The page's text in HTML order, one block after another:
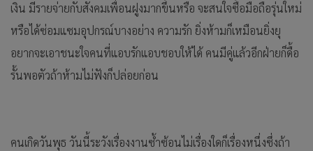
เงิน มีรายจ่ายกับสังคมเพื่อนฝูงมากขึ้นหรือ จะสนใจซื้อมือถือรุ่นใหม่
หรือได้ซ่อมแซมอุปกรณ์บางอย่าง ความรัก ยิ่งห้ามก็เหมือนยิ่งยุ
อยากจะเอาชนะใจคนที่แอบรักแอบชอบให้ได้ คนมีคู่แล้วอีกฝ่ายก็ดื้อ
รั้นพอตัวถ้าห้ามไม่ฟังก็ปล่อยก่อน
คนเกิดวันพุธ วันนี้ระวังเรื่องงานซ้ำซ้อนไม่เรื่องใดก็เรื่องหนึ่งซึ่งถ้า